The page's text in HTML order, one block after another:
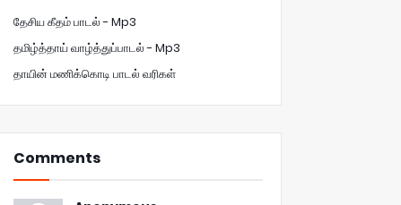
தேசிய கீதம் பாடல் - Mp3
தமிழ்த்தாய் வாழ்த்துப்பாடல் - Mp3
தாயின் மணிக்கொடி பாடல் வரிகள்
Comments